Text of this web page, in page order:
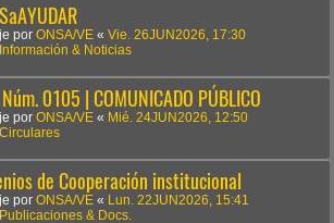
por ONSA/VE « Vie. 26JUN2026, 17:30
Información & Noticias
0105 | COMUNICADO PÚBLICO
por ONSA/VE « Mié. 24JUN2026, 12:50
Circulares
de Cooperación institucional
por ONSA/VE «
Lun. 22JUN2026, 15:41
Publicaciones & Docs.